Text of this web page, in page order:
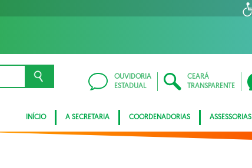
OUVIDORIA
ESTADUAL
CEARÁ
TRANSPARENTE
INÍCIO A SECRETARIA COORDENADORIAS ASSESSORIAS